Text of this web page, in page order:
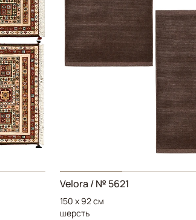
Velora / № 5621
150 x 92 см
шерсть